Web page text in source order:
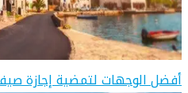
أفضل الوجهات لتمضية إجازة